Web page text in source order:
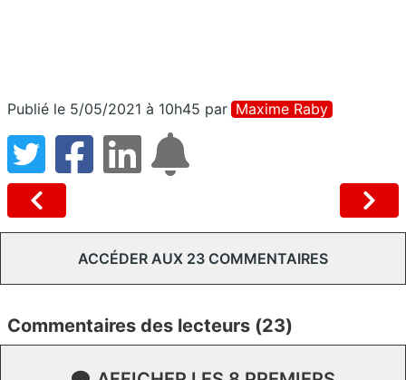
Publié le 5/05/2021 à 10h45 par Maxime Raby
ACCÉDER AUX 23 COMMENTAIRES
Commentaires des lecteurs (23)